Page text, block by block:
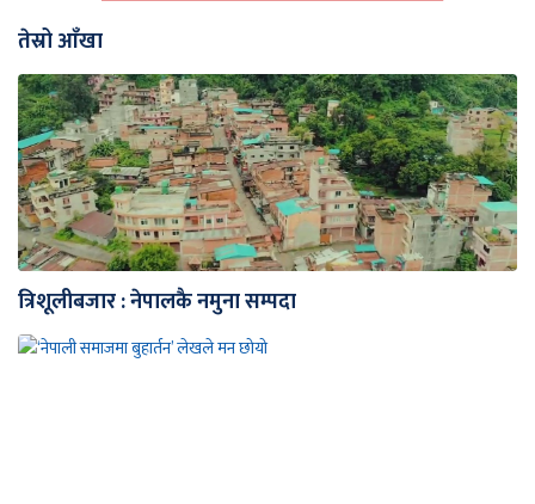
तेस्रो आँखा
त्रिशूलीबजार : नेपालकै नमुना सम्पदा